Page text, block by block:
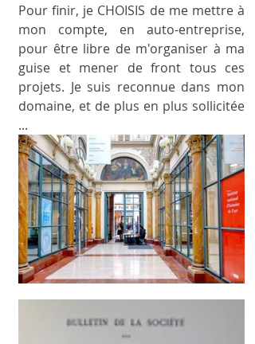
Pour finir, je CHOISIS de me mettre à
mon compte, en auto-entreprise,
pour être libre de m'organiser à ma
guise et mener de front tous ces
projets. Je suis reconnue dans mon
domaine, et de plus en plus sollicitée
...